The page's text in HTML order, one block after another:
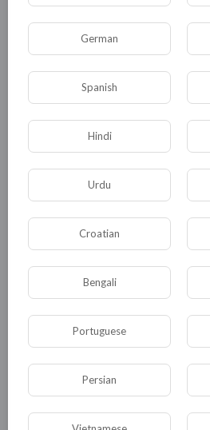
Общество Происшествия
Спорт Комедия
Новости и политика
Флора и фауна ЖКХ
Медицина Юмор
Религия
German
Spanish
Hindi
Urdu
Croatian
Bengali
Portuguese
Persian